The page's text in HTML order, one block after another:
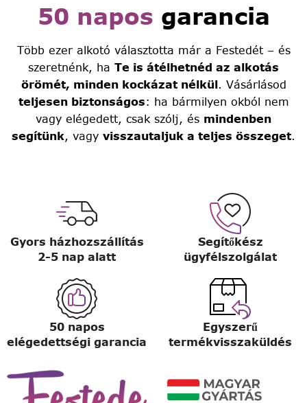
50 napos garancia
Több ezer alkotó választotta már a Festedét – és
szeretnénk, ha Te is átélhetnéd az alkotás
örömét, minden kockázat nélkül. Vásárlásod
teljesen biztonságos: ha bármilyen okból nem
vagy elégedett, csak szólj, és mindenben
segítünk, vagy visszautaljuk a teljes összeget.
Gyors házhozszállítás
2-5 nap alatt
Segítőkész
ügyfélszolgálat
50 napos
elégedettségi garancia
Egyszerű
termékvisszaküldés